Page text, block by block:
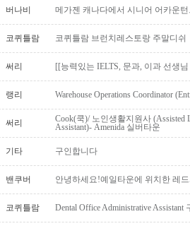
버나비 메가젠 캐나다에서 시니어 어카운
코퀴틀람 코퀴틀람 브런치레스토랑 주말디쉬
써리 [[능력있는 IELTS, 문과, 이과 선생
랭리 Warehouse Operations Coordinator
써리
Cook(쿡)/ 노인생활지원사 (Assisted
Assistant)- Amenida 실버타운
기타 구인합니다
밴쿠버 안녕하세요!예일타운에 위치한 레
코퀴틀람 Dental Office Administrative Assistant